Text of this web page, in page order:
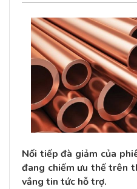
Nối tiếp đà giảm của
đang chiếm ưu thế trên
vắng tin tức hỗ trợ.